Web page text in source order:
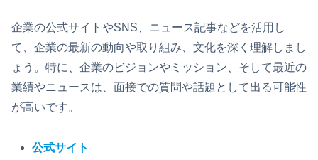
企業の公式サイトやSNS、ニュース記事などを活用し
て、企業の最新の動向や取り組み、文化を深く理解しまし
ょう。特に、企業のビジョンやミッション、そして最近の
業績やニュースは、面接での質問や話題として出る可能性
が高いです。
公式サイト